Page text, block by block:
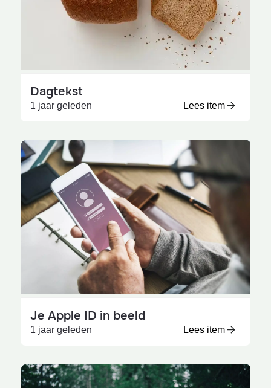
Dagtekst
1 jaar geleden Lees item
Je Apple ID in beeld
1 jaar geleden Lees item